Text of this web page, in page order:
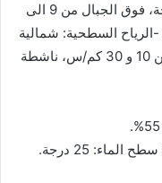
-الحرارة على الساحل من 19 الى 27 درجة، فوق الجبال من 9 الى
من 8 الى 22 درجة. -الرياح السطحية: شمالية
غربية نهارا، متقلبة ضعيفة ليلا، سرعتها بين 10 و 30 كم/س، ناشطة
25 درجة.